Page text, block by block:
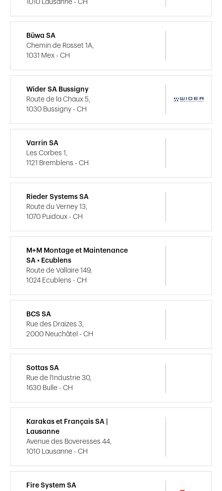
1010 Lausanne - CH
Büwa SA
Chemin de Rosset 1A,
1031 Mex - CH
Wider SA Bussigny
Route de la Chaux 5,
1030 Bussigny - CH
Varrin SA
Les Corbes 1,
1121 Bremblens - CH
Rieder Systems SA
Route du Verney 13,
1070 Puidoux - CH
M+M Montage et Maintenance
SA • Ecublens
Route de Vallaire 149,
1024 Ecublens - CH
BCS SA
Rue des Draizes 3,
2000 Neuchâtel - CH
Sottas SA
Rue de l'Industrie 30,
1630 Bulle - CH
Karakas et Français SA |
Lausanne
Avenue des Boveresses 44,
1010 Lausanne - CH
Fire System SA